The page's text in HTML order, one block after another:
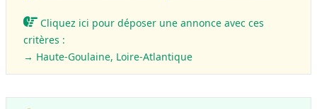
Cliquez ici pour déposer une annonce avec ces
critères :
→ Haute-Goulaine, Loire-Atlantique